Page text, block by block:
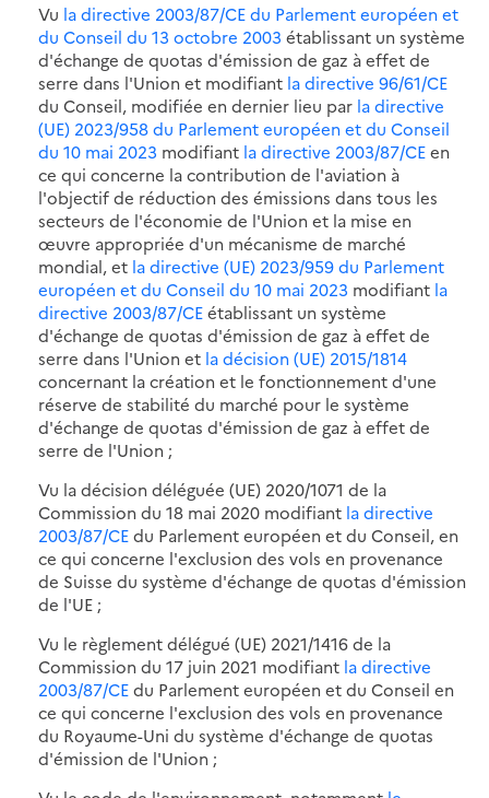
Vu la directive 2003/87/CE du Parlement européen et
du Conseil du 13 octobre 2003 établissant un système
d'échange de quotas d'émission de gaz à effet de
serre dans l'Union et modifiant la directive 96/61/CE
du Conseil, modifiée en dernier lieu par la directive
(UE) 2023/958 du Parlement européen et du Conseil
du 10 mai 2023 modifiant la directive 2003/87/CEen
ce qui concerne la contribution de l'aviation à
l'objectif de réduction des émissions dans tous les
secteurs de l'économie de l'Union et la mise en
œuvre appropriée d'un mécanisme de marché
mondial, et la directive (UE) 2023/959 du Parlement
européen et du Conseil du 10 mai 2023 modifiant la
directive 2003/87/CEétablissant un système
d'échange de quotas d'émission de gaz à effet de
serre dans l'Union et la décision (UE) 2015/1814
concernant la création et le fonctionnement d'une
réserve de stabilité du marché pour le système
d'échange de quotas d'émission de gaz à effet de
serre de l'Union ;
Vu la décision déléguée (UE) 2020/1071 de la
Commission du 18 mai 2020 modifiant la directive
2003/87/CEdu Parlement européen et du Conseil, en
ce qui concerne l'exclusion des vols en provenance
de Suisse du système d'échange de quotas d'émission
de l'UE ;
Vu le règlement délégué (UE) 2021/1416 de la
Commission du 17 juin 2021 modifiant la directive
2003/87/CEdu Parlement européen et du Conseil en
ce qui concerne l'exclusion des vols en provenance
du Royaume-Uni du système d'échange de quotas
d'émission de l'Union ;